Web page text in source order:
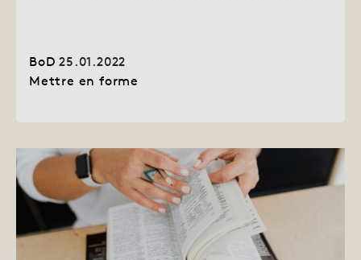
BoD 25.01.2022
Mettre en forme